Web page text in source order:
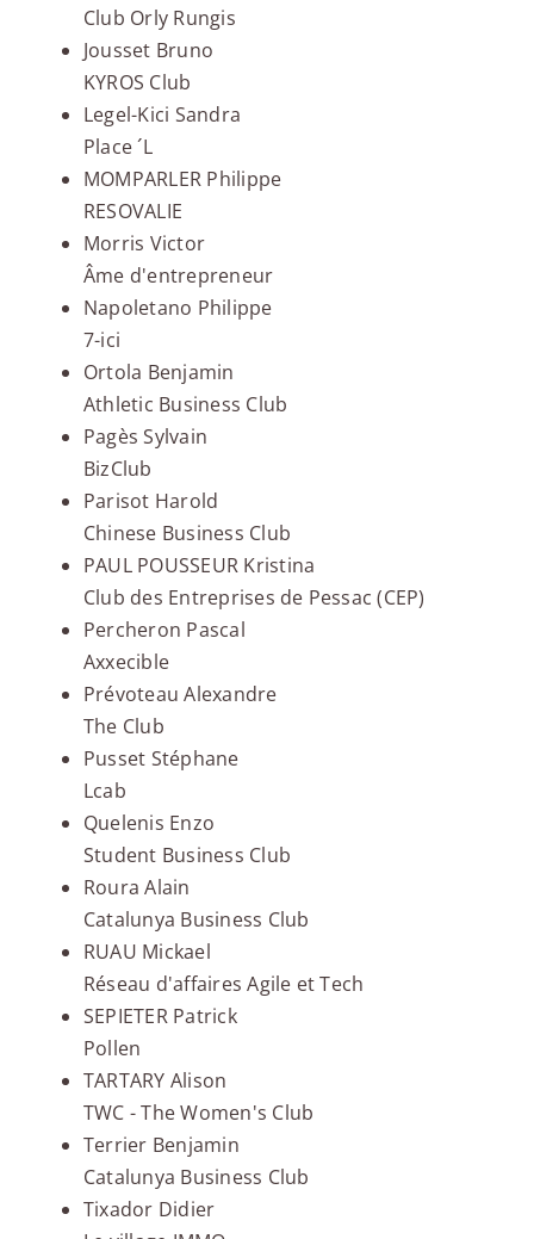
Club Orly Rungis
Jousset Bruno
KYROS Club
Legel-Kici Sandra
Place ´L
MOMPARLER Philippe
RESOVALIE
Morris Victor
Âme d'entrepreneur
Napoletano Philippe
7-ici
Ortola Benjamin
Athletic Business Club
Pagès Sylvain
BizClub
Parisot Harold
Chinese Business Club
PAUL POUSSEUR Kristina
Club des Entreprises de Pessac (CEP)
Percheron Pascal
Axxecible
Prévoteau Alexandre
The Club
Pusset Stéphane
Lcab
Quelenis Enzo
Student Business Club
Roura Alain
Catalunya Business Club
RUAU Mickael
Réseau d'affaires Agile et Tech
SEPIETER Patrick
Pollen
TARTARY Alison
TWC - The Women's Club
Terrier Benjamin
Catalunya Business Club
Tixador Didier